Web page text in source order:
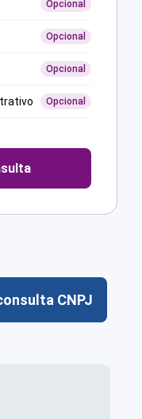
Opcional
Opcional
Opcional
Opcional
CNPJ